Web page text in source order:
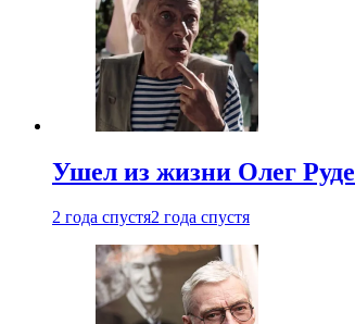
Ушел из жизни Олег
2 года спустя2 года спустя